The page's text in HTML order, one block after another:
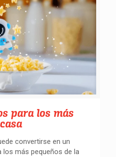
para los más
convertirse en un
más pequeños de la